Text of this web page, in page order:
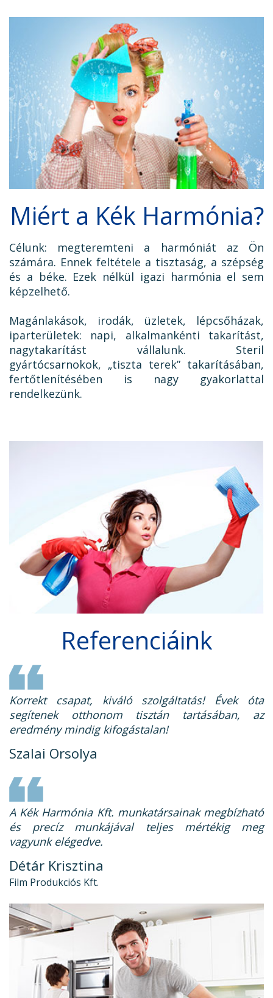
Miért a Kék Harmónia?
Célunk: megteremteni a harmóniát az Ön
számára. Ennek feltétele a tisztaság, a szépség
és a béke. Ezek nélkül igazi harmónia el sem
képzelhető.
Magánlakások, irodák, üzletek, lépcsőházak,
iparterületek: napi, alkalmankénti takarítást,
nagytakarítást vállalunk. Steril
gyártócsarnokok, „tiszta terek” takarításában,
fertőtlenítésében is nagy gyakorlattal
rendelkezünk.
Referenciáink
Korrekt csapat, kiváló szolgáltatás! Évek óta
segítenek otthonom tisztán tartásában, az
eredmény mindig kifogástalan!
Szalai Orsolya
A Kék Harmónia Kft. munkatársainak megbízható
és precíz munkájával teljes mértékig meg
vagyunk elégedve.
Détár Krisztina
Film Produkciós Kft.